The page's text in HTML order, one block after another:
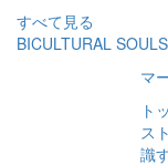
すべて見る
BICULTURAL SOULS
マ
ト
ス
識